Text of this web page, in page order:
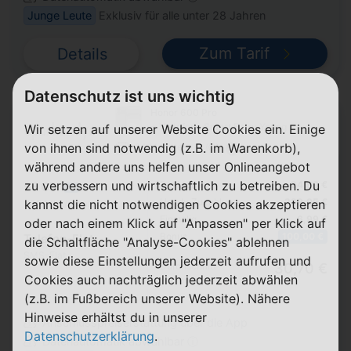
Junge Leute
Exklusiv für alle unter 28 Jahren
Details Zum Tarif
+ Vodafone Smart Entry Young
24 Monate
55 GB 5G
300 Mbit/s max.
Telefon-Flat
SMS-Flat
Pro Monat
Handy Zuzahlung
Einmalig
Bonus
24,99 €
229,95 €
6,99 €
Durchschnitt
p. Monat
30,70 €
Anschlusspreiserstattung über die App
Datenautomatik abwählbar ⓘ
Datenschutz ist uns wichtig
Wir setzen auf unserer Website Cookies ein. Einige
von ihnen sind notwendig (z.B. im Warenkorb),
während andere uns helfen unser Onlineangebot
zu verbessern und wirtschaftlich zu betreiben. Du
kannst die nicht notwendigen Cookies akzeptieren
oder nach einem Klick auf "Anpassen" per Klick auf
die Schaltfläche "Analyse-Cookies" ablehnen
sowie diese Einstellungen jederzeit aufrufen und
Cookies auch nachträglich jederzeit abwählen
(z.B. im Fußbereich unserer Website). Nähere
Hinweise erhältst du in unserer
Datenschutzerklärung.